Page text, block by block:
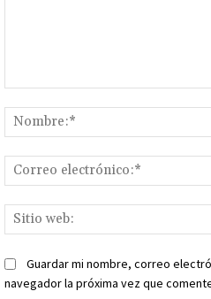
Guardar mi nombre, correo
navegador la próxima vez que